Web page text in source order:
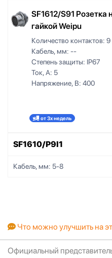
SF1612/S91 Розетка
гайкой Weipu
Количество контактов:9
Кабель, мм:--
Степень защиты: IP67
Ток, А: 5
Напряжение, В:400
от 3х недель
SF1610/P9I1
Кабель, мм: 5-8
Что можно улучшить на
Официальный